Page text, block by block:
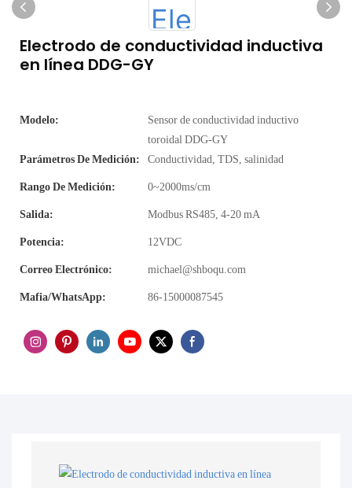
Electrodo de conductividad inductiva
en línea DDG-GY
Modelo:
Sensor de conductividad inductivo
toroidal DDG-GY
Parámetros De Medición:
Conductividad, TDS, salinidad
Rango De Medición: 0~2000ms/cm
Salida: Modbus RS485, 4-20 mA
Potencia: 12VDC
Correo Electrónico: michael@shboqu.com
Mafia/WhatsApp: 86-15000087545